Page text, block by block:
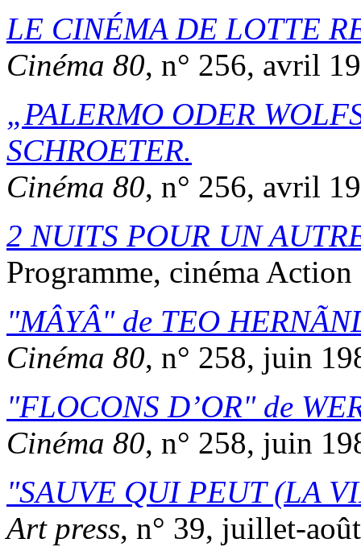
LE CINÉMA DE LOTTE
Cinéma 80, n° 256, avril
PALERMO ODER
SCHROETER.
Cinéma 80, n° 256, avril
2 NUITS POUR UN
Programme, cinéma
MÂYÂ de TEO
Cinéma 80, n° 258, juin
FLOCONS D’OR de
Cinéma 80, n° 258, juin
SAUVE QUI PEUT (LA
Art press, n° 39, juillet-